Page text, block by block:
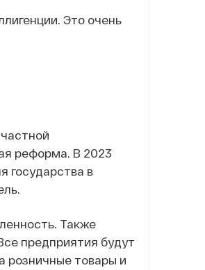
Это очень
реформа. В 2023
государства в
Также
предприятия будут
розничные товары и